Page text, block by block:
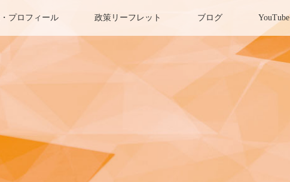
プロフィール 政策リーフレット ブログ YouTube